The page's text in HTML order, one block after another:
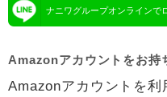
ナニワグループオンラインで
Amazonアカウントをお持
Amazonアカウントを